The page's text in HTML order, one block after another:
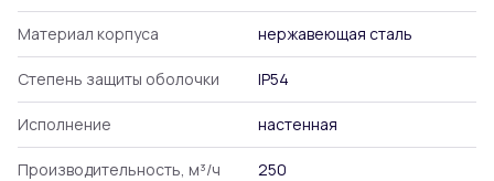
Материал корпуса нержавеющая сталь
Степень защиты оболочки IP54
Исполнение настенная
Производительность, м³/ч 250